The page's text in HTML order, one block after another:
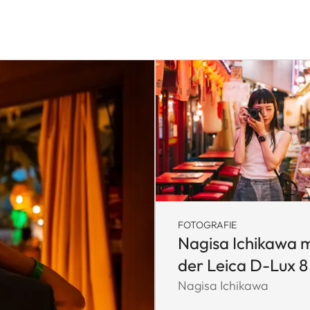
FOTOGRAFIE
Nagisa Ichikawa
der Leica D-Lux 8
Nagisa Ichikawa